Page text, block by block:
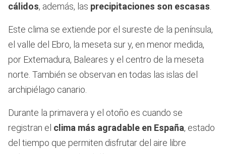
cálidos, además, las precipitaciones son escasas
Este clima se extiende por el sureste de la península,
el valle del Ebro, la meseta sur y, en menor medida,
por Extemadura, Baleares y el centro de la meseta
norte. También se observan en todas las islas del
archipiélago canario.
Durante la primavera y el otoño es cuando se
registran el clima más agradable en España, estado
del tiempo que permiten disfrutar del aire libre